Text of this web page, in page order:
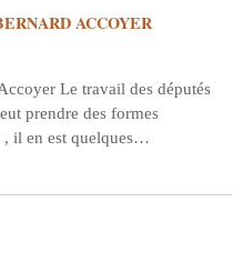
ACCOYER
Le travail des députés
prendre des formes
il en est quelques…